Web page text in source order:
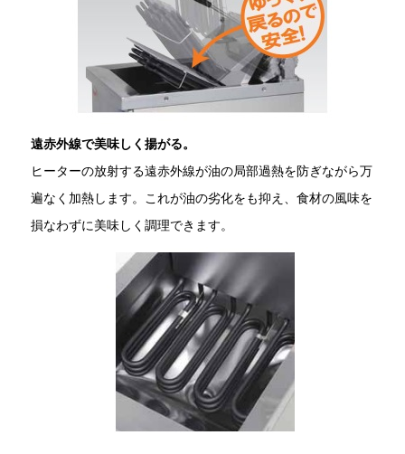
遠赤外線で美味しく揚がる。
ヒーターの放射する遠赤外線が油の局部過熱を防ぎながら万
遍なく加熱します。これが油の劣化をも抑え、食材の風味を
損なわずに美味しく調理できます。